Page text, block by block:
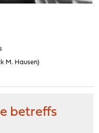
M. Hausen)
betreffs